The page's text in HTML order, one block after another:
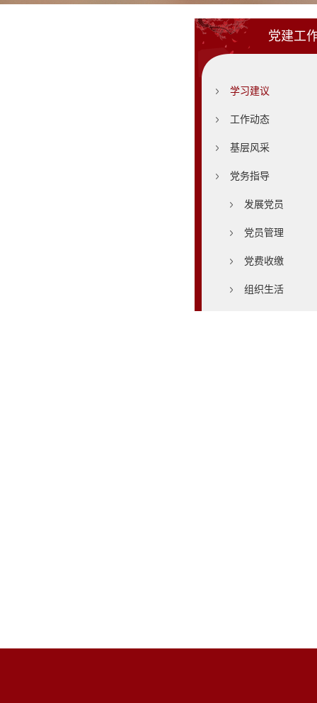
党建工
学习建议
工作动态
基层风采
党务指导
发展党员
党员管理
党费收缴
组织生活